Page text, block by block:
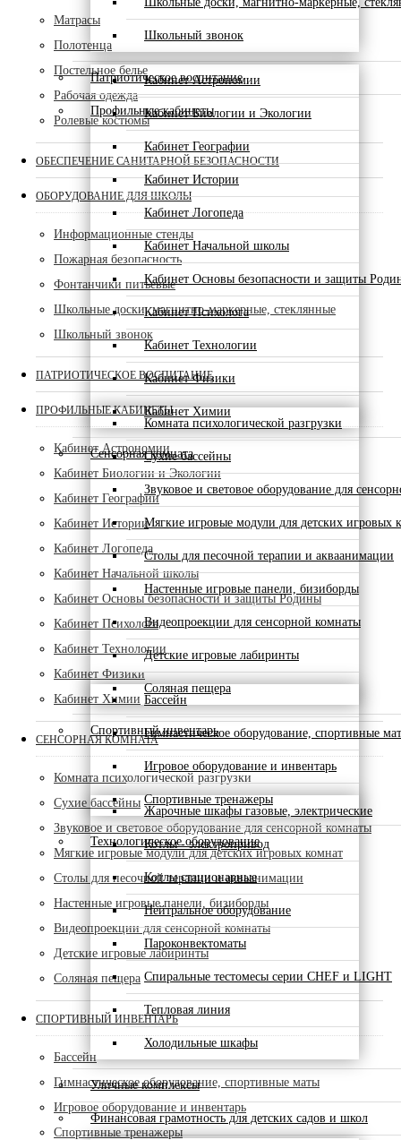
Школьный звонок
Патриотическое воспитание
Профильные кабинеты
Кабинет Астрономии
Кабинет Биологии и Экологии
Кабинет Географии
Кабинет Истории
Кабинет Логопеда
Кабинет Начальной школы
Кабинет Основы безопасности и защиты
Кабинет Психолога
Кабинет Технологии
Кабинет Физики
Кабинет Химии
Сенсорная комната
Комната психологической разгрузки
Сухие бассейны
Звуковое и световое оборудование для
Мягкие игровые модули для детских игровых
Столы для песочной терапии и акваанимации
Настенные игровые панели, бизиборды
Видеопроекции для сенсорной комнаты
Детские игровые лабиринты
Соляная пещера
Спортивный инвентарь
Бассейн
Гимнастическое оборудование, спортивные
Игровое оборудование и инвентарь
Спортивные тренажеры
Технологическое оборудование
Жарочные шкафы газовые, электрические
Котлы - электропривод
Котлы стационарные
Нейтральное оборудование
Пароконвектоматы
Спиральные тестомесы серии CHEF и LIGHT
Тепловая линия
Холодильные шкафы
Уличные комплексы
Финансовая грамотность для детских садов и школ
Матрасы
Полотенца
Постельное белье
Рабочая одежда
Ролевые костюмы
ОБЕСПЕЧЕНИЕ САНИТАРНОЙ БЕЗОПАСНОСТИ
ОБОРУДОВАНИЕ ДЛЯ ШКОЛЫ
Информационные стенды
Пожарная безопасность
Фонтанчики питьевые
Школьные доски, магнитно-маркерные, стеклянные
Школьный звонок
ПАТРИОТИЧЕСКОЕ ВОСПИТАНИЕ
ПРОФИЛЬНЫЕ КАБИНЕТЫ
Кабинет Астрономии
Кабинет Биологии и Экологии
Кабинет Географии
Кабинет Истории
Кабинет Логопеда
Кабинет Начальной школы
Кабинет Основы безопасности и защиты Родины
Кабинет Психолога
Кабинет Технологии
Кабинет Физики
Кабинет Химии
СЕНСОРНАЯ КОМНАТА
Комната психологической разгрузки
Сухие бассейны
Звуковое и световое оборудование для сенсорной комнаты
Мягкие игровые модули для детских игровых комнат
Столы для песочной терапии и акваанимации
Настенные игровые панели, бизиборды
Видеопроекции для сенсорной комнаты
Детские игровые лабиринты
Соляная пещера
СПОРТИВНЫЙ ИНВЕНТАРЬ
Бассейн
Гимнастическое оборудование, спортивные маты
Игровое оборудование и инвентарь
Спортивные тренажеры